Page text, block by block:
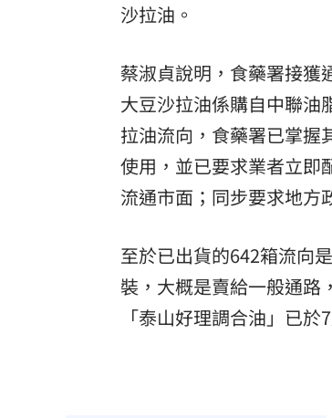
沙拉油。
蔡淑貞說明，食藥署接獲
大豆沙拉油係購自中聯油
拉油流向，食藥署已掌握
使用，並已要求業者立即
流通市面；同步要求地方
至於已出貨的642箱流向
裝，大概是賣給一般通路
「泰山好理調合油」已